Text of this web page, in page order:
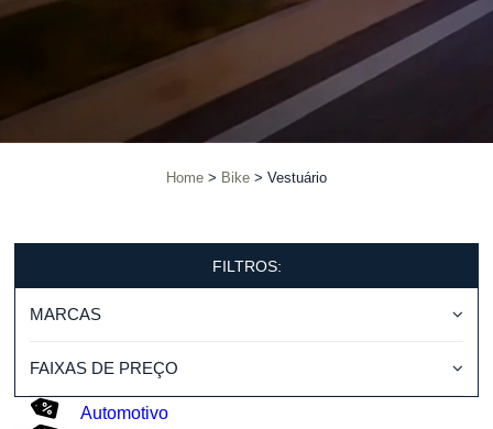
Home Bike Vestuário
FILTROS:
MARCAS
FAIXAS DE PREÇO
Automotivo